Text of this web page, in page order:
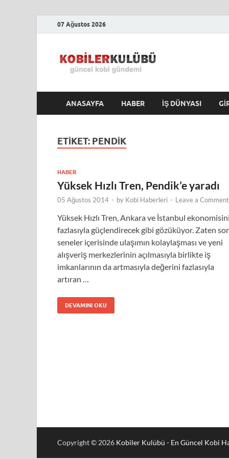
07 Ağustos 2026
ANASAYFA HABER İŞ DÜNYASI
ETIKET: PENDIK
HABER
Yüksek Hızlı Tren, Pendik’e yaradı
05 Ağustos 2014 - by Kobi Haberleri - Leave a Comment
Yüksek Hızlı Tren, Ankara ve İstanbul ekonomisini
fazlasıyla güçlendirecek gibi gözüküyor. Zaten
seneler içerisinde ulaşımın kolaylaşması ve yeni
alışveriş merkezlerinin açılmasıyla birlikte iş
imkanlarının da artmasıyla değerini fazlasıyla
artıran …
DEVAMINI OKU
Copyright © 2026 Kobiler Kulübü - En Güncel Kobi